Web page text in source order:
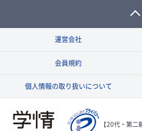
運営会社
会員規約
個人情報の取り扱いについて
【20代・第二